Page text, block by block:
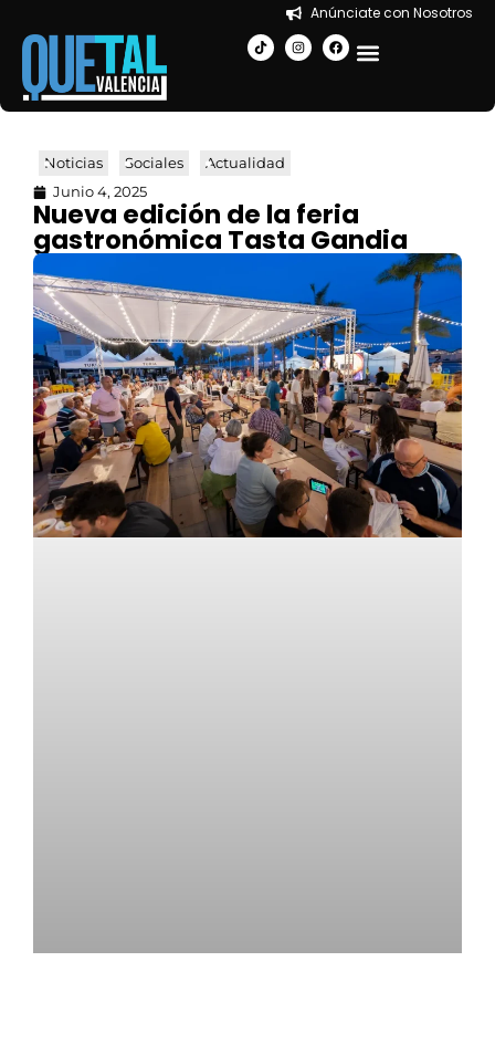
Anúnciate con Nosotros
Noticias Sociales
Actualidad
Junio 4, 2025
Nueva edición de la feria
gastronómica Tasta Gandia